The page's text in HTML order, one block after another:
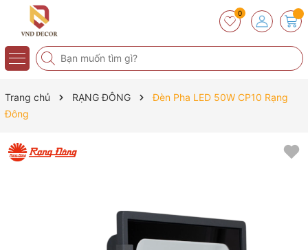
0
Trang chủ RẠNG ĐÔNG
Đèn Pha LED 50W CP10 Rạng
Đông